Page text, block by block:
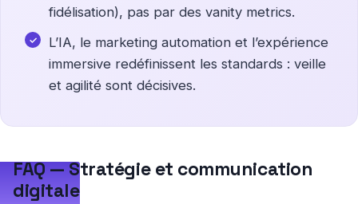
fidélisation), pas par des vanity metrics.
L’IA, le marketing automation et l’expérience
immersive redéfinissent les standards : veille
et agilité sont décisives.
FAQ — Stratégie et communication
digitale